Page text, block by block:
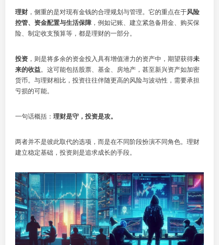
理财 ，侧重的是对现有金钱的合理规划与管理。它的重点在于风险
控管、资金配置与生活保障 ，例如记账、建立紧急备用金、购买保
险、制定收支预算等，都是理财的一部分。
投资 ，则是将多余的资金投入具有增值潜力的资产中，期望获得未
来的收益。这可能包括股票、基金、房地产，甚至新兴资产如加密
货币。与理财相比，投资往往伴随更高的风险与波动性，需要承担
亏损的可能。
一句话概括：理财是守，投资是攻。
两者并不是彼此取代的选项，而是在不同阶段扮演不同角色。理财
建立稳定基础，投资则是追求成长的手段。